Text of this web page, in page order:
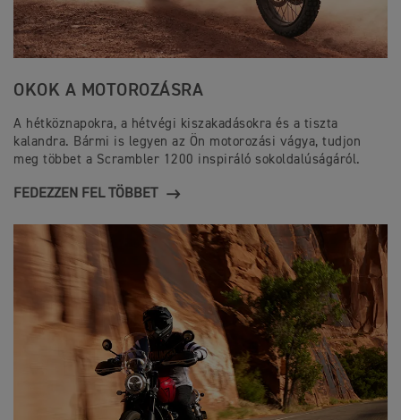
OKOK A MOTOROZÁSRA
A hétköznapokra, a hétvégi kiszakadásokra és a tiszta
kalandra. Bármi is legyen az Ön motorozási vágya, tudjon
meg többet a Scrambler 1200 inspiráló sokoldalúságáról.
FEDEZZEN FEL TÖBBET